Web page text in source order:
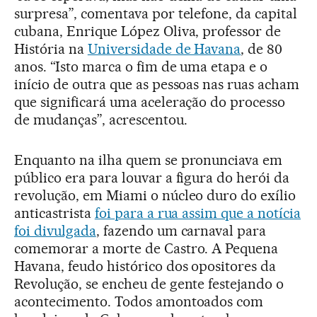
surpresa”, comentava por telefone, da capital
cubana, Enrique López Oliva, professor de
História na Universidade de Havana, de 80
anos. “Isto marca o fim de uma etapa e o
início de outra que as pessoas nas ruas acham
que significará uma aceleração do processo
de mudanças”, acrescentou.
Enquanto na ilha quem se pronunciava em
público era para louvar a figura do herói da
revolução, em Miami o núcleo duro do exílio
anticastrista foi para a rua assim que a notícia
foi divulgada, fazendo um carnaval para
comemorar a morte de Castro. A Pequena
Havana, feudo histórico dos opositores da
Revolução, se encheu de gente festejando o
acontecimento. Todos amontoados com